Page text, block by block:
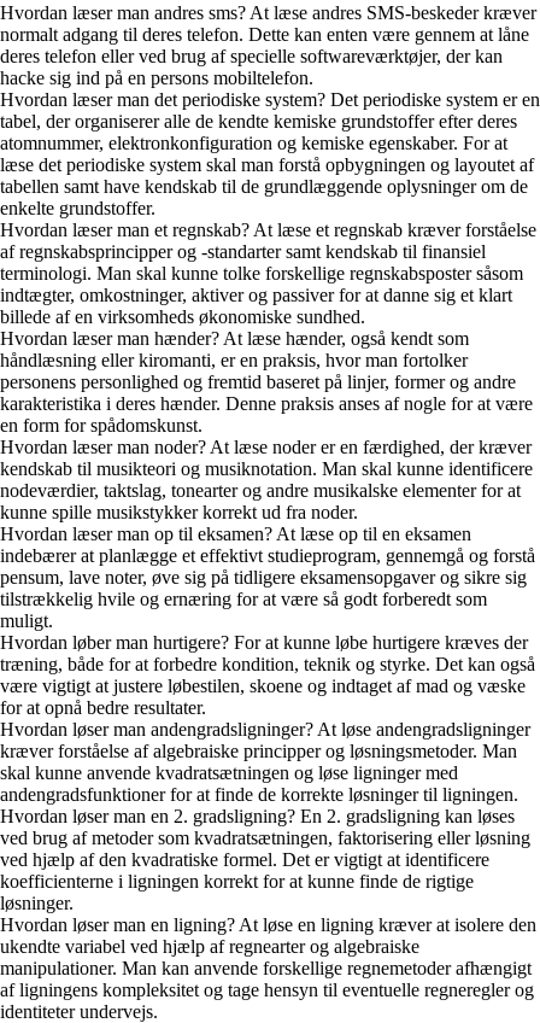
Hvordan læser man andres sms? At læse andres SMS-beskeder kræver
normalt adgang til deres telefon. Dette kan enten være gennem at låne
deres telefon eller ved brug af specielle softwareværktøjer, der kan
hacke sig ind på en persons mobiltelefon.
Hvordan læser man det periodiske system? Det periodiske system er en
tabel, der organiserer alle de kendte kemiske grundstoffer efter deres
atomnummer, elektronkonfiguration og kemiske egenskaber. For at
læse det periodiske system skal man forstå opbygningen og layoutet af
tabellen samt have kendskab til de grundlæggende oplysninger om de
enkelte grundstoffer.
Hvordan læser man et regnskab? At læse et regnskab kræver forståelse
af regnskabsprincipper og -standarter samt kendskab til finansiel
terminologi. Man skal kunne tolke forskellige regnskabsposter såsom
indtægter, omkostninger, aktiver og passiver for at danne sig et klart
billede af en virksomheds økonomiske sundhed.
Hvordan læser man hænder? At læse hænder, også kendt som
håndlæsning eller kiromanti, er en praksis, hvor man fortolker
personens personlighed og fremtid baseret på linjer, former og andre
karakteristika i deres hænder. Denne praksis anses af nogle for at være
en form for spådomskunst.
Hvordan læser man noder? At læse noder er en færdighed, der kræver
kendskab til musikteori og musiknotation. Man skal kunne identificere
nodeværdier, taktslag, tonearter og andre musikalske elementer for at
kunne spille musikstykker korrekt ud fra noder.
Hvordan læser man op til eksamen? At læse op til en eksamen
indebærer at planlægge et effektivt studieprogram, gennemgå og forstå
pensum, lave noter, øve sig på tidligere eksamensopgaver og sikre sig
tilstrækkelig hvile og ernæring for at være så godt forberedt som
muligt.
Hvordan løber man hurtigere? For at kunne løbe hurtigere kræves der
træning, både for at forbedre kondition, teknik og styrke. Det kan også
være vigtigt at justere løbestilen, skoene og indtaget af mad og væske
for at opnå bedre resultater.
Hvordan løser man andengradsligninger? At løse andengradsligninger
kræver forståelse af algebraiske principper og løsningsmetoder. Man
skal kunne anvende kvadratsætningen og løse ligninger med
andengradsfunktioner for at finde de korrekte løsninger til ligningen.
Hvordan løser man en 2. gradsligning? En 2. gradsligning kan løses
ved brug af metoder som kvadratsætningen, faktorisering eller løsning
ved hjælp af den kvadratiske formel. Det er vigtigt at identificere
koefficienterne i ligningen korrekt for at kunne finde de rigtige
løsninger.
Hvordan løser man en ligning? At løse en ligning kræver at isolere den
ukendte variabel ved hjælp af regnearter og algebraiske
manipulationer. Man kan anvende forskellige regnemetoder afhængigt
af ligningens kompleksitet og tage hensyn til eventuelle regneregler og
identiteter undervejs.